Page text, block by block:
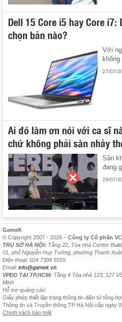
Dell 15 Core i5 hay Core i7:
chọn bản nào?
Với
27/07/
Ai đó làm ơn nói với ca sĩ
chứ không phải sàn nhảy
Sân
đang
26/07/
GameK
© Copyright 2007 - 2026 – Công ty Cổ phần
TRỤ SỞ HÀ NỘI: Tầng 22, Tòa nhà Center
01, phố Nguyễn Huy Tưởng, phường Thanh
Điện thoại: 024 7309 5555.
Email: info@gamek.vn
VPĐD TẠI TP.HCM: Tầng 4 Tòa nhà 123, 127
Minh
Hỗ trợ quảng cáo:
Giấy phép thiết lập trang thông tin điện tử tổng
Thông tin và Truyền thông TP Hà Nội cấp ngày
Chính sách bảo mật